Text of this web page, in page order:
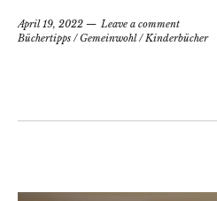
April 19, 2022
Leave a comment
Büchertipps /Gemeinwohl/Kinderbücher